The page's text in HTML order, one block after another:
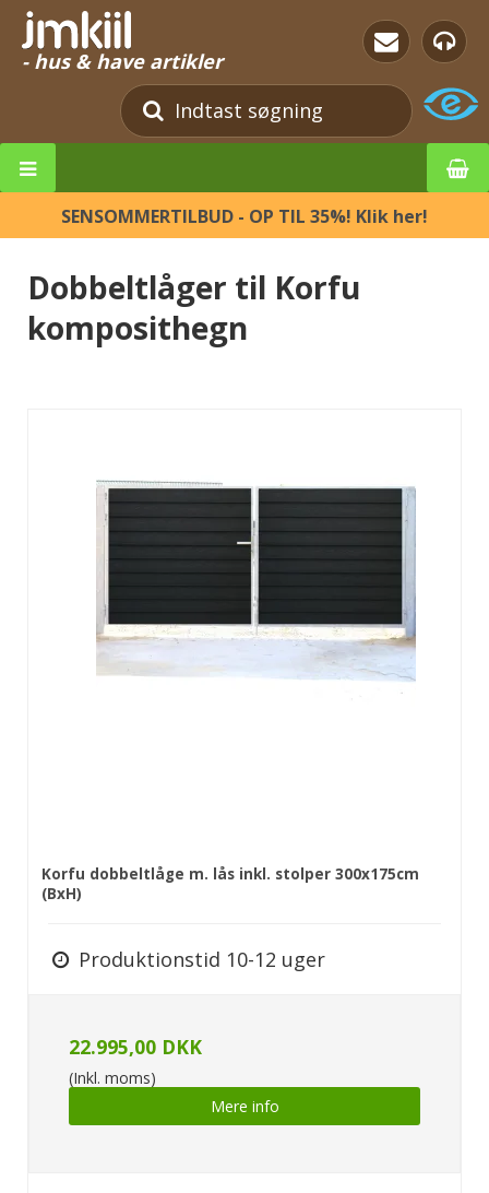
- hus & have artikler
SENSOMMERTILBUD - OP TIL 35%! Klik her!
Dobbeltlåger til Korfu
komposithegn
Korfu dobbeltlåge m. lås inkl. stolper 300x175cm
(BxH)
Produktionstid 10-12 uger
22.995,00 DKK
(Inkl. moms)
Mere info